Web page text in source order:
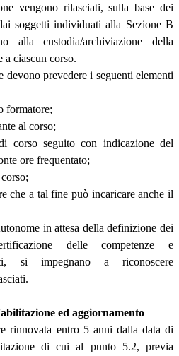
vengono rilasciati, sulla base dei
soggetti individuati alla Sezione B
alla custodia/archiviazione della
a ciascun corso.
prevedere i seguenti elementi
formatore;
al corso;
corso seguito con indicazione del
ore frequentato;
che a tal fine può incaricare anche il
in attesa della definizione dei
delle competenze e
si impegnano a riconoscere
ed aggiornamento
rinnovata entro 5 anni dalla data di
di cui al punto 5.2, previa